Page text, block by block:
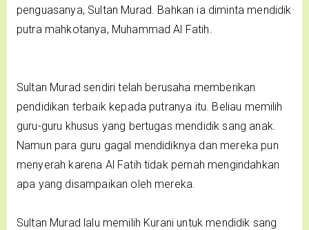
penguasanya, Sultan Murad. Bahkan ia diminta mendidik
putra mahkotanya, Muhammad Al Fatih.
Sultan Murad sendiri telah berusaha memberikan
pendidikan terbaik kepada putranya itu. Beliau memilih
guru-guru khusus yang bertugas mendidik sang anak.
Namun para guru gagal mendidiknya dan mereka pun
menyerah karena Al Fatih tidak pernah mengindahkan
apa yang disampaikan oleh mereka.
Sultan Murad lalu memilih Kurani untuk mendidik sang